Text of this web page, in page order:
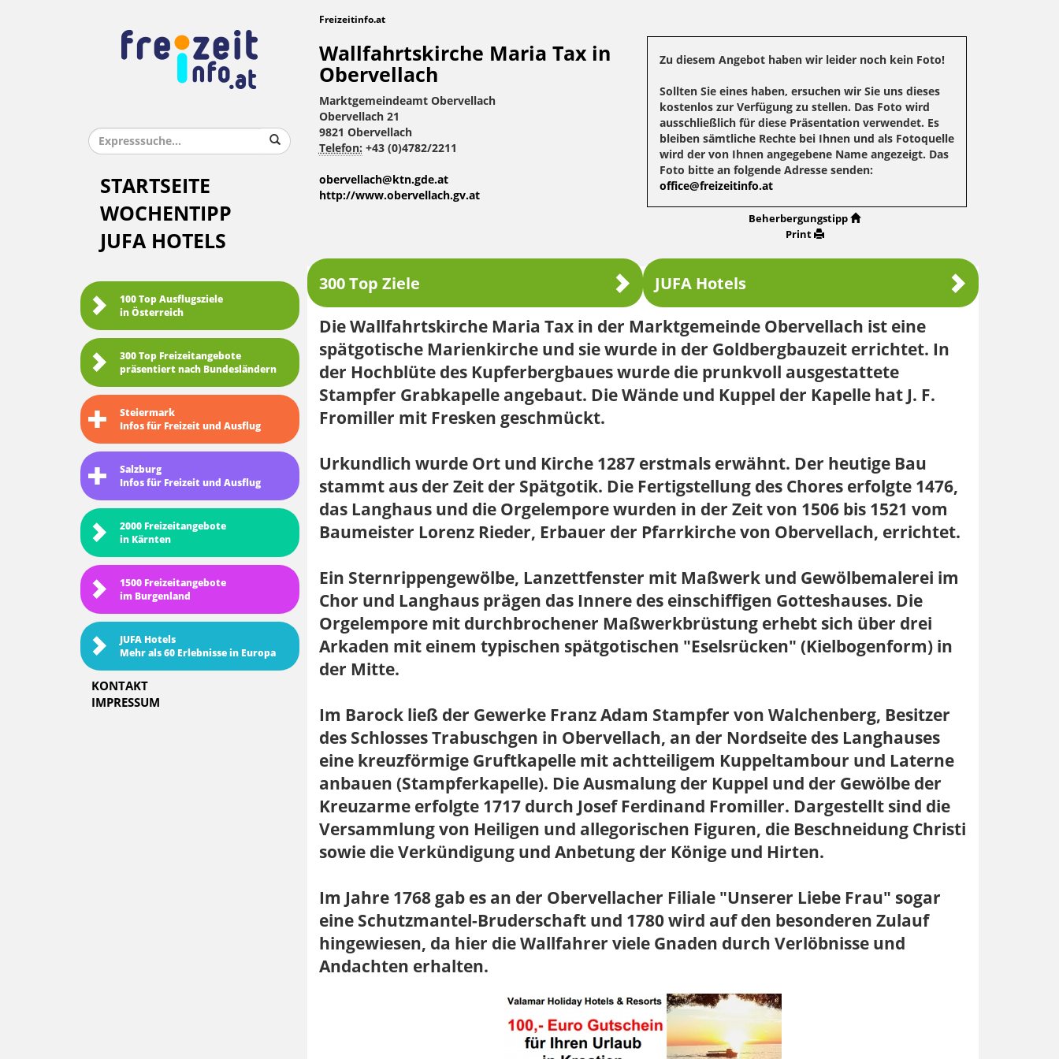
STARTSEITE
WOCHENTIPP
JUFA HOTELS
100 Top Ausflugsziele
in Österreich
300 Top Freizeitangebote
präsentiert nach Bundesländern
Steiermark
Infos für Freizeit und Ausflug
Salzburg
Infos für Freizeit und Ausflug
2000 Freizeitangebote
in Kärnten
1500 Freizeitangebote
im Burgenland
JUFA Hotels
Mehr als 60 Erlebnisse in Europa
KONTAKT
IMPRESSUM
Freizeitinfo.at
Wallfahrtskirche Maria Tax in
Obervellach
Marktgemeindeamt Obervellach
Obervellach 21
9821 Obervellach
Telefon: +43 (0)4782/2211
obervellach@ktn.gde.at
http://www.obervellach.gv.at
Zu diesem Angebot haben wir leider noch kein Foto!
Sollten Sie eines haben, ersuchen wir Sie uns dieses
kostenlos zur Verfügung zu stellen. Das Foto wird
ausschließlich für diese Präsentation verwendet. Es
bleiben sämtliche Rechte bei Ihnen und als Fotoquelle
wird der von Ihnen angegebene Name angezeigt. Das
Foto bitte an folgende Adresse senden:
office@freizeitinfo.at
Beherbergungstipp
Print
300 Top Ziele JUFA Hotels
Die Wallfahrtskirche Maria Tax in der Marktgemeinde Obervellach ist eine
spätgotische Marienkirche und sie wurde in der Goldbergbauzeit errichtet. In
der Hochblüte des Kupferbergbaues wurde die prunkvoll ausgestattete
Stampfer Grabkapelle angebaut. Die Wände und Kuppel der Kapelle hat J. F.
Fromiller mit Fresken geschmückt.
Urkundlich wurde Ort und Kirche 1287 erstmals erwähnt. Der heutige Bau
stammt aus der Zeit der Spätgotik. Die Fertigstellung des Chores erfolgte 1476,
das Langhaus und die Orgelempore wurden in der Zeit von 1506 bis 1521 vom
Baumeister Lorenz Rieder, Erbauer der Pfarrkirche von Obervellach, errichtet.
Ein Sternrippengewölbe, Lanzettfenster mit Maßwerk und Gewölbemalerei im
Chor und Langhaus prägen das Innere des einschiffigen Gotteshauses. Die
Orgelempore mit durchbrochener Maßwerkbrüstung erhebt sich über drei
Arkaden mit einem typischen spätgotischen "Eselsrücken" (Kielbogenform) in
der Mitte.
Im Barock ließ der Gewerke Franz Adam Stampfer von Walchenberg, Besitzer
des Schlosses Trabuschgen in Obervellach, an der Nordseite des Langhauses
eine kreuzförmige Gruftkapelle mit achtteiligem Kuppeltambour und Laterne
anbauen (Stampferkapelle). Die Ausmalung der Kuppel und der Gewölbe der
Kreuzarme erfolgte 1717 durch Josef Ferdinand Fromiller. Dargestellt sind die
Versammlung von Heiligen und allegorischen Figuren, die Beschneidung Christi
sowie die Verkündigung und Anbetung der Könige und Hirten.
Im Jahre 1768 gab es an der Obervellacher Filiale "Unserer Liebe Frau" sogar
eine Schutzmantel-Bruderschaft und 1780 wird auf den besonderen Zulauf
hingewiesen, da hier die Wallfahrer viele Gnaden durch Verlöbnisse und
Andachten erhalten.